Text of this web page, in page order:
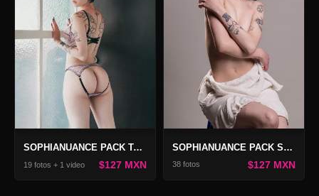
SOPHIANUANCE PACK TANGERINE 2
19 fotos + 1 video $127 MXN
SOPHIANUANCE PACK SECRET
38 fotos $127 MXN